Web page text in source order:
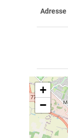
Adresse
+
−